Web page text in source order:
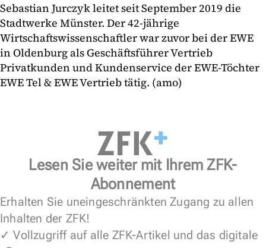
Sebastian Jurczyk leitet seit September 2019 die
Stadtwerke Münster. Der 42-jährige
Wirtschaftswissenschaftler war zuvor bei der EWE
in Oldenburg als Geschäftsführer Vertrieb
Privatkunden und Kundenservice der EWE-Töchter
EWE Tel & EWE Vertrieb tätig. (amo)
Lesen Sie weiter mit Ihrem ZFK-
Abonnement
Erhalten Sie uneingeschränkten Zugang zu allen
Inhalten der ZFK!
✓ Vollzugriff auf alle ZFK-Artikel und das digitale